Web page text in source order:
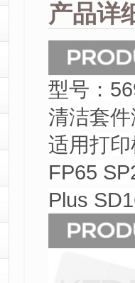
产品详
型号：
清洁套
适用打
FP65
Plus